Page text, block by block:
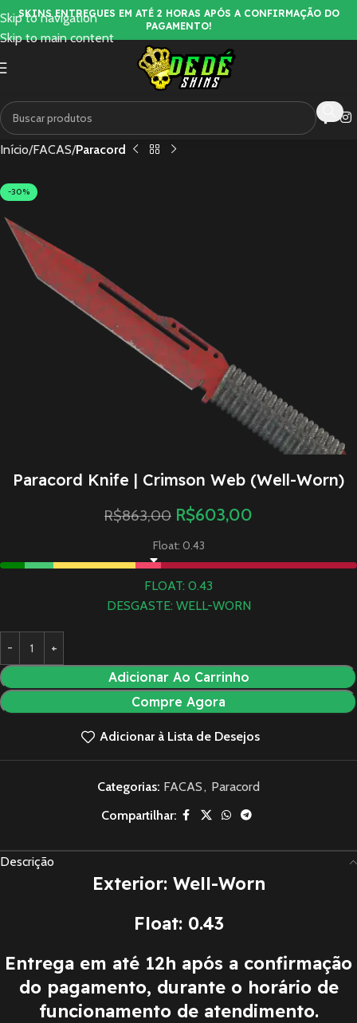
Skip to navigation
Skip to main content
SKINS ENTREGUES EM ATÉ 2 HORAS APÓS A CONFIRMAÇÃO DO
PAGAMENTO!
Início FACAS Paracord
-30%
Paracord Knife | Crimson Web (Well-Worn)
R$863,00 R$603,00
Float: 0.43
FLOAT: 0.43
DESGASTE: WELL-WORN
Adicionar Ao Carrinho
Compre Agora
Adicionar à Lista de Desejos
Categorias: FACAS, Paracord
Compartilhar:
Descrição
Exterior: Well-Worn
Float: 0.43
Entrega em até 12h após a confirmação
do pagamento, durante o horário de
funcionamento de atendimento.